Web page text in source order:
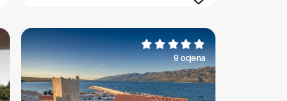
9 ocjena